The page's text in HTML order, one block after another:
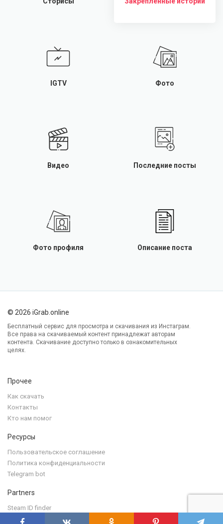
IGTV Фото
Видео Последние посты
Фото профиля Описание поста
© 2026 iGrab.online
Бесплатный сервис для просмотра и скачивания из Инстаграм.
Все права на скачиваемый контент принадлежат авторам
контента. Скачивание доступно только в ознакомительных
целях.
Прочее
Как скачать
Контакты
Кто нам помог
Ресурсы
Пользовательское соглашение
Политика конфиденциальности
Telegram bot
Partners
Steam ID finder